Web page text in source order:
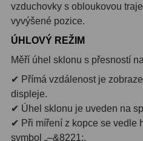
Ostatní22
Seřízení22
Laserové kolimátory 6
Optické kolimátory
Umělé hvězdy
vzduchovky s obloukovou
vyvýšené pozice.
ÚHLOVÝ REŽIM
Měří úhel sklonu s přesností
✔ Přímá vzdálenost je
displeje.
✔ Úhel sklonu je uveden na
✔ Při míření z kopce se vedle
symbol „–&8221;.